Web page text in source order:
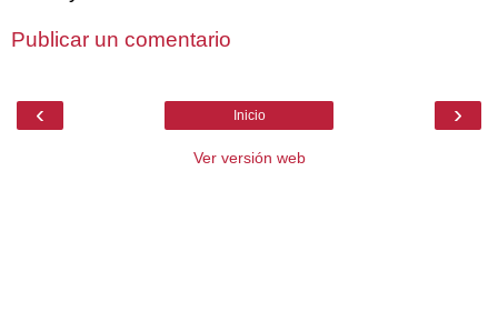
Publicar un comentario
‹ ›
Inicio
Ver versión web